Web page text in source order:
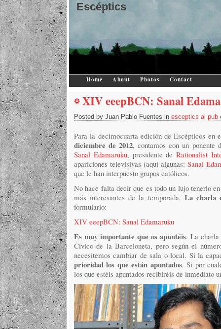
Escéptics
Home About Photos Contact
XIV eeepBCN: Sanal
Posted by Juan Pablo Fuentes in esceptics al pub
Para la decimocuarta edición de Escépticos
diciembre de 2012, contamos con un ponente
Sanal Edamaruku, presidente deRationalist
apariciones televisivas (aquí algunas:Sanal
que le han interpuesto grupos católicos.
No hace falta decir que es todo un lujo tenerlo
más interesantes de la temporada. La charla
formulario:
XIV eeepBCN: Sanal Edamaruku
Es muy importante que os apuntéis. La charla
Cívico de la Barceloneta, pero según el
necesitemos cambiar de sala o local. Si la
prioridad los que están apuntados. Si por
los que estéis apuntados recibiréis de inmediato